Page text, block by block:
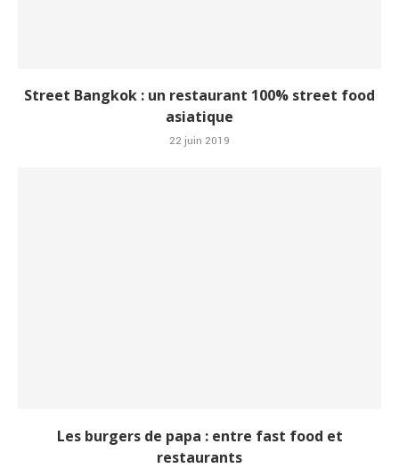
Street Bangkok : un restaurant 100% street food
asiatique
22 juin 2019
Les burgers de papa : entre fast food et
restaurants